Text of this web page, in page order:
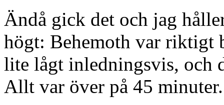
Ändå gick det och jag
högt: Behemoth var riktigt
lite lågt inledningsvis, och
Allt var över på 45 minuter.